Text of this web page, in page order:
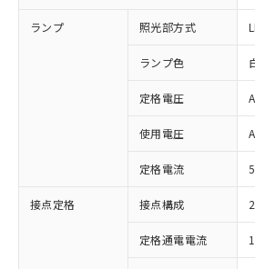
ランプ 照光部方式
ランプ色
定格電圧
使用電圧
定格電流
接点定格 接点構成
定格通電電流
ご利用条件
以下の条件をお読みいただき
ご利用ください。
商品の当社在庫状況およ
(税抜)を提供させていた
対応済み：EU RoHS指令
非含有に対応した製品が提供
対応予定：EU RoHS指令（10
有に対応した製品に切り替え
対応予定なし：EU RoHS指
非含有に非対応の商品で、対
定はありません。
調査・確認中：EU RoHS指
非含有の対応状況を調査中ま
非該当品：ライセンス料など
害物質有無と関係のない商品
※1 中国RoHS○×表
「○」：最大均質材料含有率
基準値以下であることを示し